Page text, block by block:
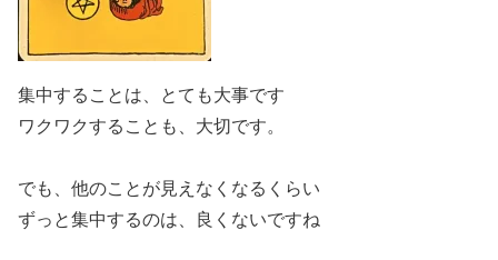
集中することは、とても大事です
ワクワクすることも、大切です。
でも、他のことが見えなくなるくらい
ずっと集中するのは、良くないですね